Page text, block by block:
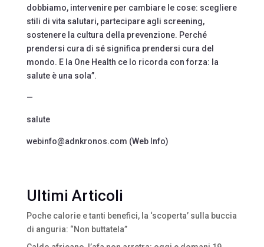
dobbiamo, intervenire per cambiare le cose: scegliere
stili di vita salutari, partecipare agli screening,
sostenere la cultura della prevenzione. Perché
prendersi cura di sé significa prendersi cura del
mondo. E la One Health ce lo ricorda con forza: la
salute è una sola”.
—
salute
webinfo@adnkronos.com (Web Info)
Ultimi Articoli
Poche calorie e tanti benefici, la ‘scoperta’ sulla buccia
di anguria: “Non buttatela”